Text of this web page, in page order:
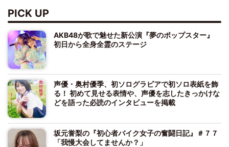
PICK UP
AKB48が歌で魅せた新公演『夢のポップスター』
初日から全身全霊のステージ
声優・奥村優季、初ソログラビアで初ソロ表紙を飾
る！ 初めて見せる表情や、声優を志したきっかけな
どを語った必読のインタビューを掲載
坂元誉梨の『初心者バイク女子の奮闘日記』＃７７
「我慢大会してませんか？」